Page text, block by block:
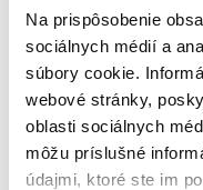
Na prispôsobenie
sociálnych médií a
súbory cookie.
webové stránky,
oblasti sociálnych
môžu príslušné
údajmi, ktoré ste im
Pomer miešania 1 : 2
emulzia) - okrem
Pri Instamatic
farba : 1 časti Color
---